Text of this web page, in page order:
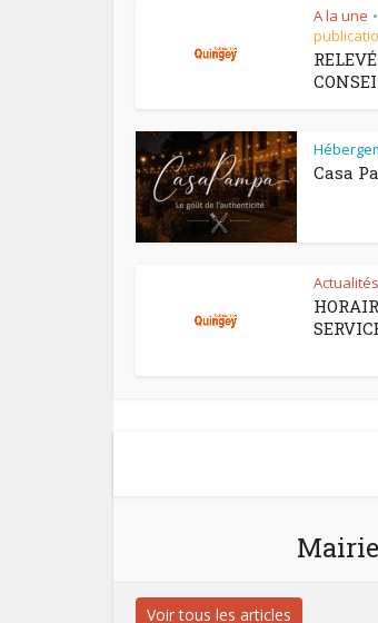
A la une •
Casa
Actualités
Voir tous les articles